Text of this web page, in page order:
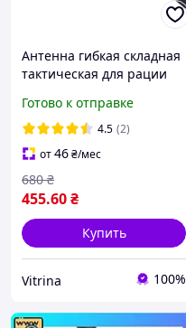
Антенна гибкая складная
тактическая для рации
(DP4800/DP4400/DP4600)
Готово к отправке
4.5 (2)
от46₴/мес
455.60₴
680 ₴
Купить
Vitrina 100%